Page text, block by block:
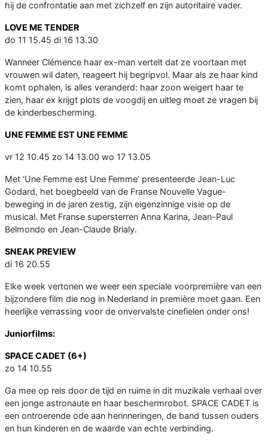
hij de confrontatie aan met zichzelf en zijn autoritaire vader.
LOVE ME TENDER
do 11 15.45 di 16 13.30
Wanneer Clémence haar ex-man vertelt dat ze voortaan met
vrouwen wil daten, reageert hij begripvol. Maar als ze haar kind
komt ophalen, is alles veranderd: haar zoon weigert haar te
zien, haar ex krijgt plots de voogdij en uitleg moet ze vragen bij
de kinderbescherming.
UNE FEMME EST UNE FEMME
vr 12 10.45 zo 14 13.00 wo 17 13.05
Met ‘Une Femme est Une Femme’ presenteerde Jean-Luc
Godard, het boegbeeld van de Franse Nouvelle Vague-
beweging in de jaren zestig, zijn eigenzinnige visie op de
musical. Met Franse supersterren Anna Karina, Jean-Paul
Belmondo en Jean-Claude Brialy.
SNEAK PREVIEW
di 16 20.55
Elke week vertonen we weer een speciale voorpremière van een
bijzondere film die nog in Nederland in première moet gaan. Een
heerlijke verrassing voor de onvervalste cinefielen onder ons!
Juniorfilms:
SPACE CADET (6+)
zo 14 10.55
Ga mee op reis door de tijd en ruime in dit muzikale verhaal over
een jonge astronaute en haar beschermrobot. SPACE CADET is
een ontroerende ode aan herinneringen, de band tussen ouders
en hun kinderen en de waarde van echte verbinding.